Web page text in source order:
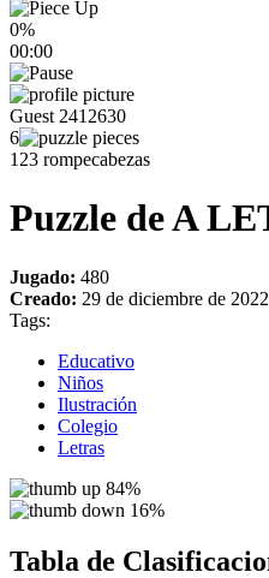
0%
00:00
Guest 2412630
6
123 rompecabezas
Puzzle de A
Jugado: 480
Creado: 29 de diciembre de 2022
Tags:
Educativo
Niños
Ilustración
Colegio
Letras
84%
16%
Tabla de